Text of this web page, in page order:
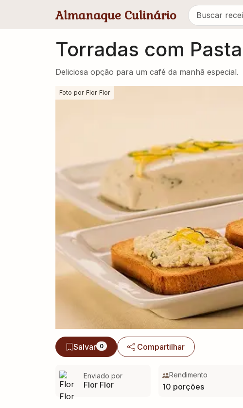
Almanaque Culinário
Torradas com
Deliciosa opção para um café da manhã especial.
Foto por Flor Flor
Salvar 0 Compartilhar
Enviado por
Flor Flor
Rendimento
10 porções